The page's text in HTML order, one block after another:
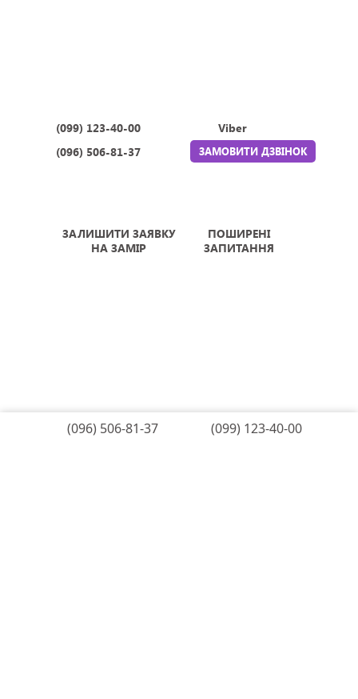
(099) 123-40-00
(096) 506-81-37
Viber
ЗАМОВИТИ ДЗВІНОК
ЗАЛИШИТИ ЗАЯВКУ
НА ЗАМІР
ПОШИРЕНІ
ЗАПИТАННЯ
Відгуки клієнтів
(096) 506-81-37 (099) 123-40-00